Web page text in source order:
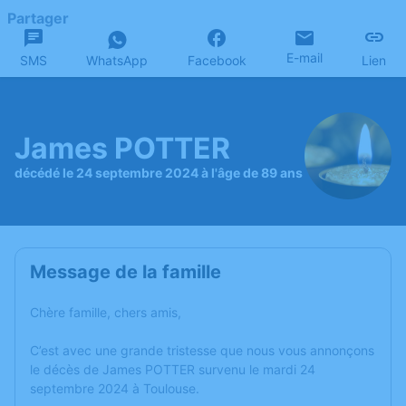
Partager
SMS WhatsApp Facebook E-mail Lien
James POTTER
décédé le 24 septembre 2024 à l'âge de 89 ans
Message de la famille
Chère famille, chers amis,
C’est avec une grande tristesse que nous vous annonçons
le décès de James POTTER survenu le mardi 24
septembre 2024 à Toulouse.